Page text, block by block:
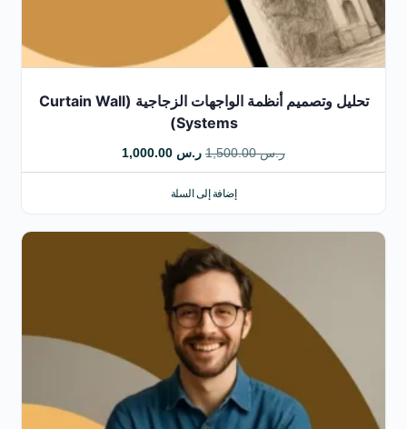
تحليل وتصميم أنظمة الواجهات الزجاجية (Curtain Wall
Systems)
ر.س1,500.00 ر.س
إضافة إلى السلة